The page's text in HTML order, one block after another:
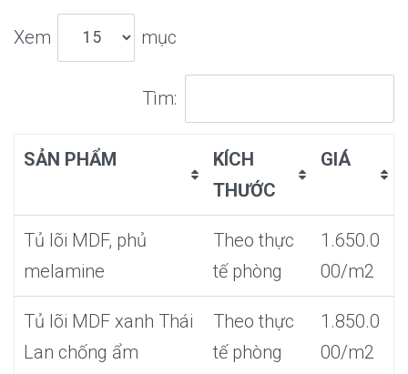
Xem mục
Tìm:
SẢN PHẨM
KÍCH
THƯỚC
GIÁ
Tủ lõi MDF, phủ
melamine
Theo thực
tế phòng
1.650.0
00/m2
Tủ lõi MDF xanh Thái
Lan chống ẩm
Theo thực
tế phòng
1.850.0
00/m2